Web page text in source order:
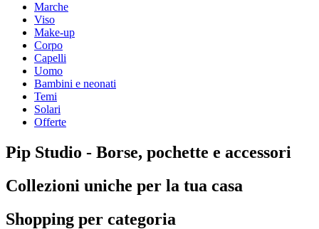
Marche
Viso
Make-up
Corpo
Capelli
Uomo
Bambini e neonati
Temi
Solari
Offerte
Pip Studio - Borse, pochette e accessori
Collezioni uniche per la tua casa
Shopping per categoria